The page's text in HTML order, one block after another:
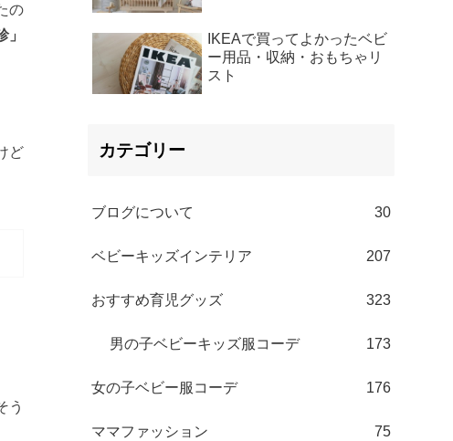
の
ど
う
IKEAで買ってよかったベビ
ー用品・収納・おもちゃリ
スト
カテゴリー
ブログについて 30
ベビーキッズインテリア 207
おすすめ育児グッズ 323
男の子ベビーキッズ服コーデ 173
女の子ベビー服コーデ 176
ママファッション 75